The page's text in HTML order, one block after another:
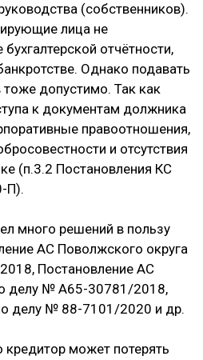
(собственников).
лица не
отчётности,
Однако подавать
тоже допустимо. Так как
к документам должника
правоотношения,
и отсутствия
(п.3.2 Постановления КС
П).
много решений в пользу
АС Поволжского округа
Постановление АС
делу № А65-30781/2018,
делу № 88-7101/2020 и др.
может потерять